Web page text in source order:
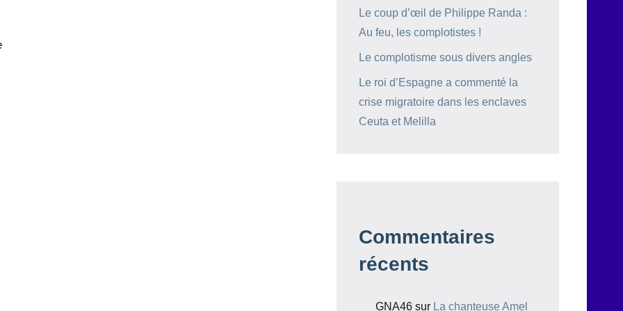
Le coup d’œil de Philippe Randa :
Au feu, les complotistes !
Le complotisme sous divers angles
Le roi d’Espagne a commenté la
crise migratoire dans les enclaves
Ceuta et Melilla
Commentaires
récents
GNA46 sur La chanteuse Amel